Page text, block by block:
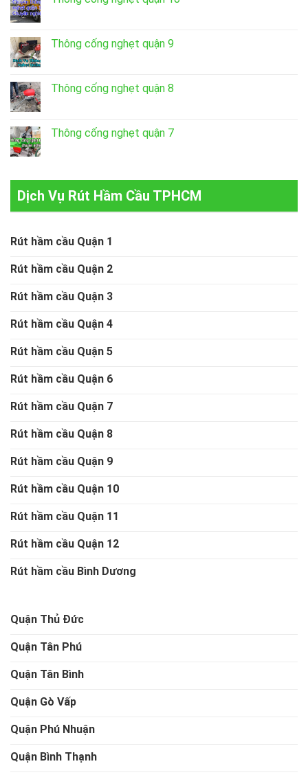
Thông cống nghẹt quận 9
Thông cống nghẹt quận 8
Thông cống nghẹt quận 7
Dịch Vụ Rút Hầm Cầu TPHCM
Rút hầm cầu Quận 1
Rút hầm cầu Quận 2
Rút hầm cầu Quận 3
Rút hầm cầu Quận 4
Rút hầm cầu Quận 5
Rút hầm cầu Quận 6
Rút hầm cầu Quận 7
Rút hầm cầu Quận 8
Rút hầm cầu Quận 9
Rút hầm cầu Quận 10
Rút hầm cầu Quận 11
Rút hầm cầu Quận 12
Rút hầm cầu Bình Dương
Quận Thủ Đức
Quận Tân Phú
Quận Tân Bình
Quận Gò Vấp
Quận Phú Nhuận
Quận Bình Thạnh